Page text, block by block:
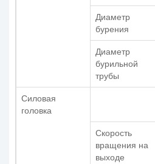
Диаметр
бурения
Диаметр
бурильной
трубы
Силовая
головка
Скорость
вращения на
выходе